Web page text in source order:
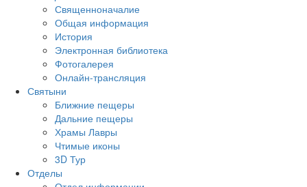
Священноначалие
Общая информация
История
Электронная библиотека
Фотогалерея
Онлайн-трансляция
Святыни
Ближние пещеры
Дальние пещеры
Храмы Лавры
Чтимые иконы
3D Тур
Отделы